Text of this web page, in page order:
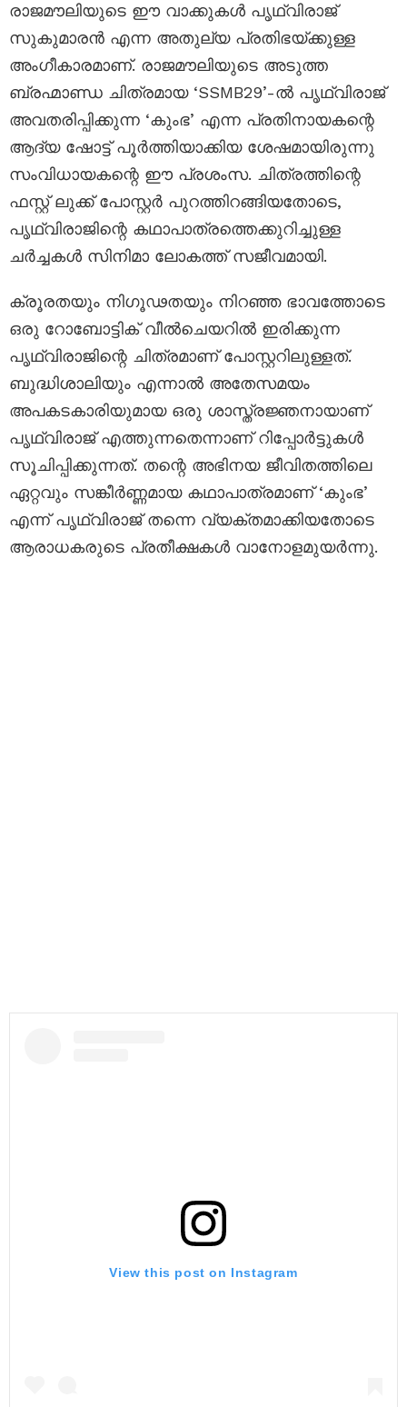
രാജമൗലിയുടെ ഈ വാക്കുകൾ പൃഥ്വിരാജ്
സുകുമാരൻ എന്ന അതുല്യ പ്രതിഭയ്ക്കുള്ള
അംഗീകാരമാണ്. രാജമൗലിയുടെ അടുത്ത
ബ്രഹ്മാണ്ഡ ചിത്രമായ ‘SSMB29’-ൽ പൃഥ്വിരാജ്
അവതരിപ്പിക്കുന്ന ‘കുംഭ’ എന്ന പ്രതിനായകന്റെ
ആദ്യ ഷോട്ട് പൂർത്തിയാക്കിയ ശേഷമായിരുന്നു
സംവിധായകന്റെ ഈ പ്രശംസ. ചിത്രത്തിന്റെ
ഫസ്റ്റ് ലുക്ക് പോസ്റ്റർ പുറത്തിറങ്ങിയതോടെ,
പൃഥ്വിരാജിന്റെ കഥാപാത്രത്തെക്കുറിച്ചുള്ള
ചർച്ചകൾ സിനിമാ ലോകത്ത് സജീവമായി.​
ക്രൂരതയും നിഗൂഢതയും നിറഞ്ഞ ഭാവത്തോടെ
ഒരു റോബോട്ടിക് വീൽചെയറിൽ ഇരിക്കുന്ന
പൃഥ്വിരാജിന്റെ ചിത്രമാണ് പോസ്റ്ററിലുള്ളത്.
ബുദ്ധിശാലിയും എന്നാൽ അതേസമയം
അപകടകാരിയുമായ ഒരു ശാസ്ത്രജ്ഞനായാണ്
പൃഥ്വിരാജ് എത്തുന്നതെന്നാണ് റിപ്പോർട്ടുകൾ
സൂചിപ്പിക്കുന്നത്. തന്റെ അഭിനയ ജീവിതത്തിലെ
ഏറ്റവും സങ്കീർണ്ണമായ കഥാപാത്രമാണ് ‘കുംഭ’
എന്ന് പൃഥ്വിരാജ് തന്നെ വ്യക്തമാക്കിയതോടെ
ആരാധകരുടെ പ്രതീക്ഷകൾ വാനോളമുയർന്നു.​
View this post on Instagram